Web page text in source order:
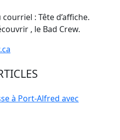
: Tête d’affiche.
, le Bad Crew.
à Port-Alfred avec